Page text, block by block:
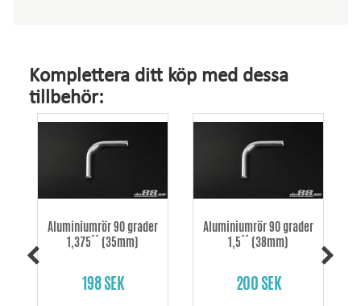
Komplettera ditt köp med dessa
tillbehör:
Aluminiumrör 90 grader
1,375´´ (35mm)
198 SEK
Aluminiumrör 90 grader
1,5´´ (38mm)
200 SEK